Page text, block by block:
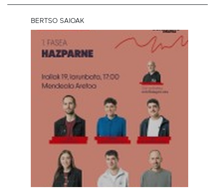
BERTSO SAIOAK